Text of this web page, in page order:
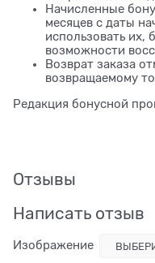
Начисленные
месяцев с даты
использовать их,
возможности
Возврат заказа
возвращаемому
Редакция бонусной
Отзывы
Написать отзыв
Изображение